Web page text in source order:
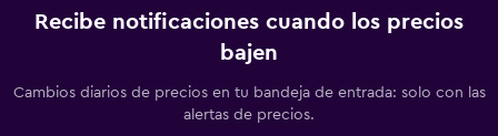
Recibe notificaciones cuando los precios
bajen
Cambios diarios de precios en tu bandeja de entrada: solo con las
alertas de precios.